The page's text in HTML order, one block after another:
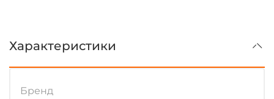
Характеристики
Бренд